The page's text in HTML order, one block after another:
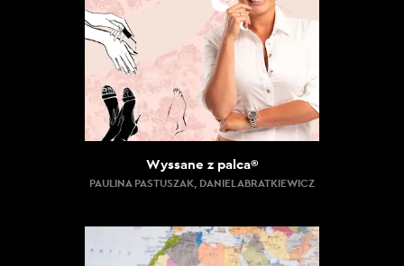
Wyssane z palca®
PAULINA PASTUSZAK, DANIEL ABRATKIEWICZ